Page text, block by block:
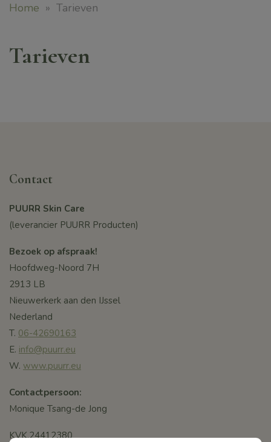
Home » Tarieven
Tarieven
Contact
PUURR Skin Care
(leverancier PUURR Producten)
Bezoek op afspraak!
Hoofdweg-Noord 7H
2913 LB
Nieuwerkerk aan den IJssel
Nederland
T. 06-42690163
E. info@puurr.eu
W. www.puurr.eu
Contactpersoon:
Monique Tsang-de Jong
KVK.24412380